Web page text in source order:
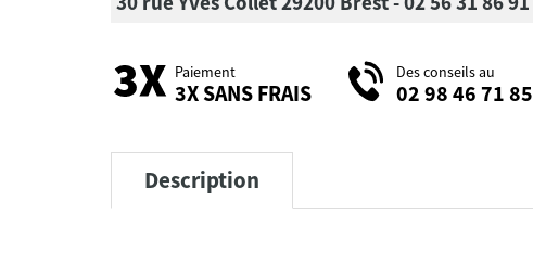
Paiement
3X SANS FRAIS
Des conseils au
02 98 46 71 85
Description